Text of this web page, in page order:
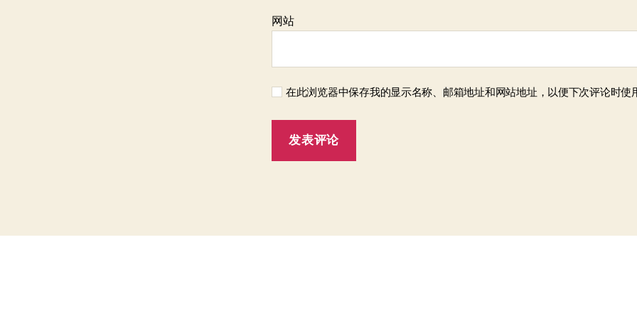
网站
在此浏览器中保存我的显示名称、邮箱地址和网站地址，以便下次评论时使